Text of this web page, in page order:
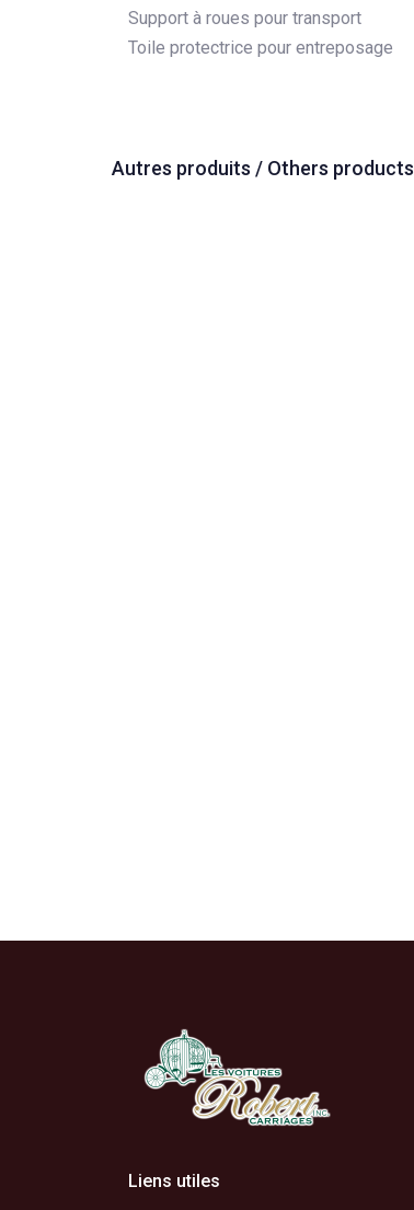
Support à roues pour transport
Toile protectrice pour entreposage
Autres produits / Others products
Liens utiles